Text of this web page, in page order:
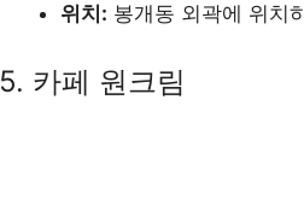
위치: 봉개동 외곽에 위치
5. 카페 원크림